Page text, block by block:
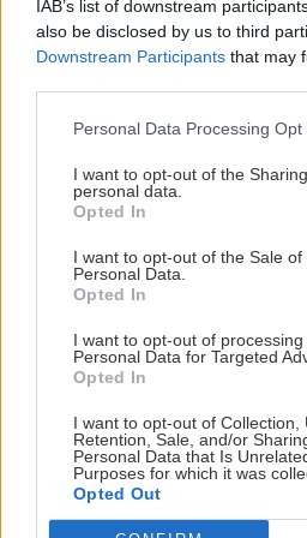
IAB’s list of downstream
also be disclosed by us to third
Downstream Participants that may
Personal Data Processing Opt
I want to opt-out of the
personal data.
Opted In
I want to opt-out of the Sale of
Personal Data.
Opted In
I want to opt-out of processing
Personal Data for Targeted
Opted In
I want to opt-out of Collection,
Retention, Sale, and/or
Personal Data that Is
Purposes for which it was
Opted Out
Ανάστασης
09:55 | 06/
Α2 πόλο
νίκη του
το
20:29 | 21/
Χίος:
καραμπίνα
12:19 | 10/
ΕΛΛΑΔΑ